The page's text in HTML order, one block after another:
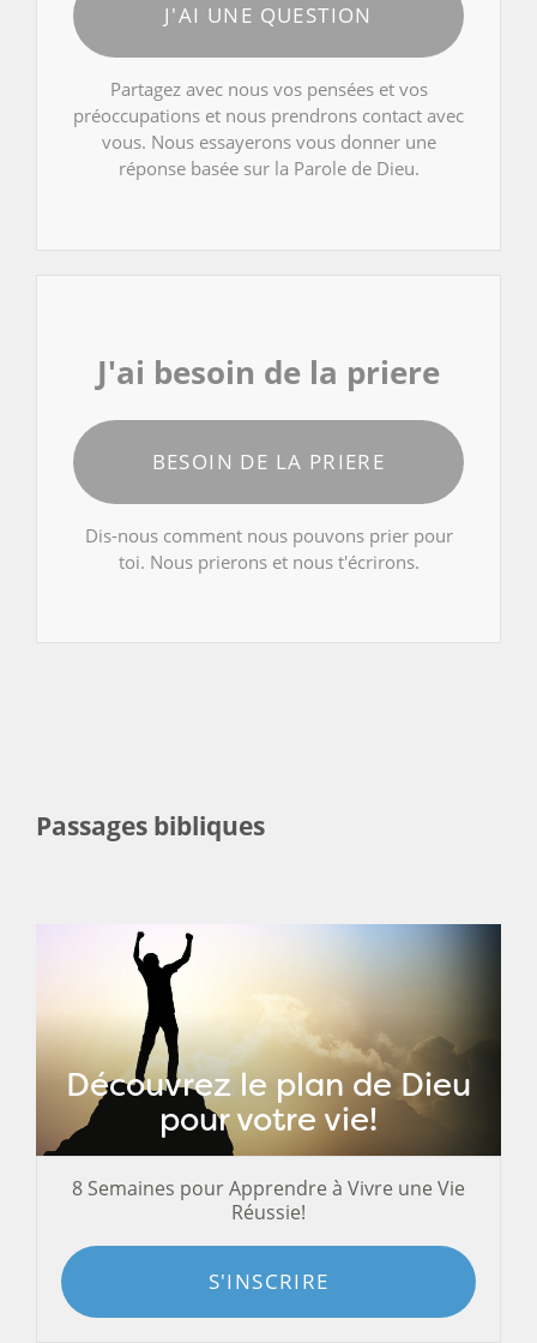
J'AI UNE QUESTION
Partagez avec nous vos pensées et vos
préoccupations et nous prendrons contact avec
vous. Nous essayerons vous donner une
réponse basée sur la Parole de Dieu.
J'ai besoin de la priere
BESOIN DE LA PRIERE
Dis-nous comment nous pouvons prier pour
toi. Nous prierons et nous t'écrirons.
Passages bibliques
Découvrez le plan de Dieu
pour votre vie!
8 Semaines pour Apprendre à Vivre une Vie
Réussie!
S'INSCRIRE